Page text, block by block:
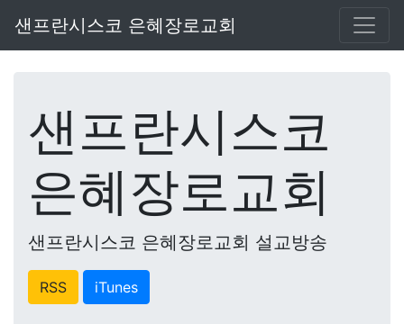
샌프란시스코 은혜장로교회
샌프란시스코
은혜장로교회
샌프란시스코 은혜장로교회 설교방송
RSS iTunes